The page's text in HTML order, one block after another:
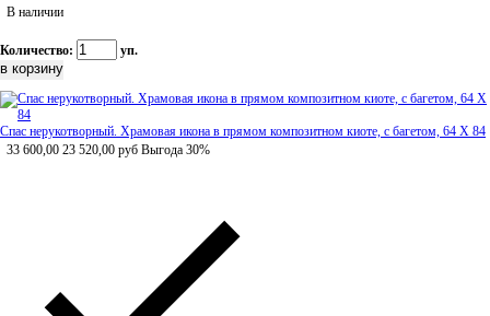
В наличии
Количество: уп.
Спас нерукотворный. Храмовая икона в прямом композитном киоте, с багетом, 64 Х 84
33 600,00 23 520,00 руб Выгода 30%